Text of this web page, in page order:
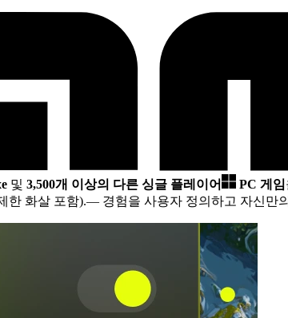
및 3,500개 이상의 다른 싱글 플레이어 PC 게임
한 화살 포함).— 경험을 사용자 정의하고 자신만